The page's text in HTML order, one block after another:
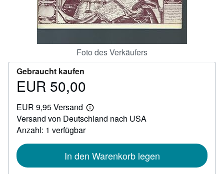
Foto des Verkäufers
Gebraucht kaufen
Preis
50,00
EUR 50,00
EUR 9,95 Versand
Weitere
Informationen
Versand von Deutschland nach USA
Anzahl: 1 verfügbar
In den Warenkorb legen